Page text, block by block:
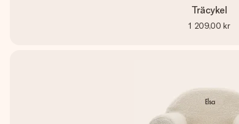
Träcykel
1 209,00 kr